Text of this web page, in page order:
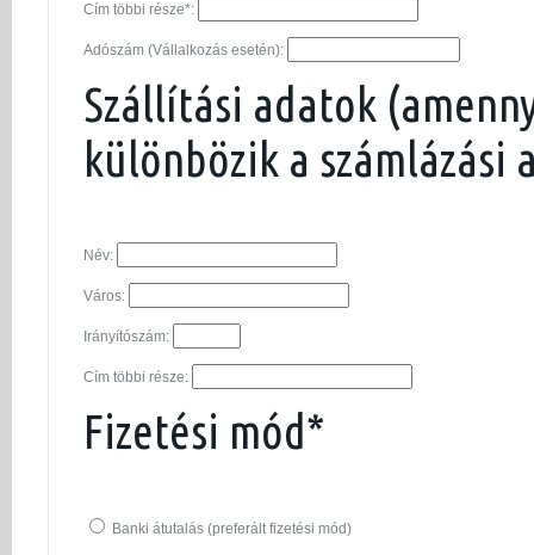
Cím többi része*:
Adószám (Vállalkozás esetén):
Szállítási adatok
különbözik a számlázási
Név:
Város:
Irányítószám:
Cím többi része:
Fizetési mód*
Banki átutalás (preferált fizetési mód)